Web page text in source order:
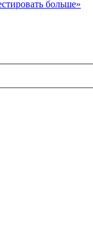
больше»